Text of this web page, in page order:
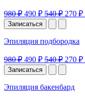
980 ₽ 490 ₽ 540 ₽ 270 ₽
Записаться
Эпиляция подбородка
980 ₽ 490 ₽ 540 ₽ 270 ₽
Записаться
Эпиляция бакенбард